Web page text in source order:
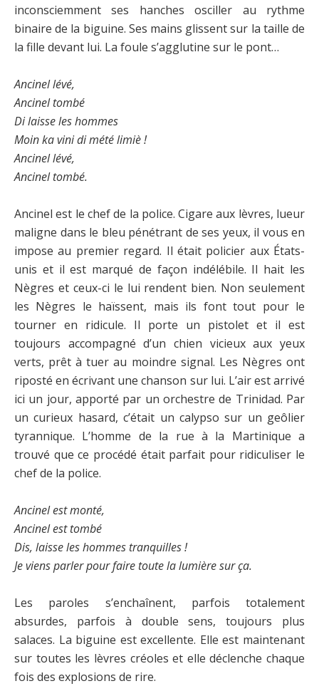
inconsciemment ses hanches osciller au rythme
binaire de la biguine. Ses mains glissent sur la taille de
la fille devant lui. La foule s’agglutine sur le pont…
Ancinel lévé,
Ancinel tombé
Di laisse les hommes
Moin ka vini di mété limiè !
Ancinel lévé,
Ancinel tombé.
Ancinel est le chef de la police. Cigare aux lèvres, lueur
maligne dans le bleu pénétrant de ses yeux, il vous en
impose au premier regard. Il était policier aux États-
unis et il est marqué de façon indélébile. Il hait les
Nègres et ceux-ci le lui rendent bien. Non seulement
les Nègres le haïssent, mais ils font tout pour le
tourner en ridicule. Il porte un pistolet et il est
toujours accompagné d’un chien vicieux aux yeux
verts, prêt à tuer au moindre signal. Les Nègres ont
riposté en écrivant une chanson sur lui. L’air est arrivé
ici un jour, apporté par un orchestre de Trinidad. Par
un curieux hasard, c’était un calypso sur un geôlier
tyrannique. L’homme de la rue à la Martinique a
trouvé que ce procédé était parfait pour ridiculiser le
chef de la police.
Ancinel est monté,
Ancinel est tombé
Dis, laisse les hommes tranquilles !
Je viens parler pour faire toute la lumière sur ça.
Les paroles s’enchaînent, parfois totalement
absurdes, parfois à double sens, toujours plus
salaces. La biguine est excellente. Elle est maintenant
sur toutes les lèvres créoles et elle déclenche chaque
fois des explosions de rire.